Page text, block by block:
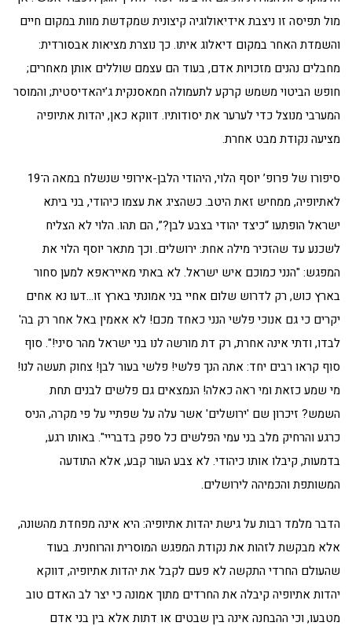
מול תפיסה זו ניצבת אידיאולוגיה קיצונית שמקדשת מוות במקום חיים
והשמדת האחר במקום דיאלוג איתו. כך נוצרת מציאות אבסורדית:
מחבלים נהנים מזכויות אדם, בעוד הם עצמם שוללים אותן מאחרים;
חופש הביטוי משמש קרקע לתעמולה חמאסנקית ג’יהאדיסטית; והמוסר
המערבי מנוצל כדי לערער את יסודותיו. דווקא כאן, יהדות אתיופיה
מציעה נקודת מבט אחרת.
סיפורו של פרופ’ יוסף הלוי, היהודי הלבן-אירופי שנשלח במאה ה־19
לאתיופיה, ממחיש זאת היטב. כשהציג את עצמו כיהודי, בני ביתא
ישראל הופתעו “כיצד יהודי בצבע לבן?”, הם תהו. הלוי לא הצליח
לשכנע עד שהזכיר מילה אחת: ירושלים. וכך מתאר יוסף הלוי את
המפגש: "הנני כמוכם איש ישראל. לא באתי מאייראפא למען סחור
בארץ כוש, רק לדרוש שלום אחיי בני אמונתי בארץ זו…דעו נא אחים
יקרים כי גם אנוכי פלשי הנני כאחד מכם! לא אאמין באל אחר רק בה'
לבדו, ודתי אינה אחרת, רק דת מורשה לנו בני ישראל מהר סיני!". סוף
סוף קראו רבים יחד: אתה הנך פלשי! פלשי בעור לבן! צחוק תעשה לנו!
מי שמע כזאת ומי ראה כאלה! הנמצאים גם פלשים לבנים תחת
השמש? זיכרון שם 'ירושלים' אשר עלה על שפתיי על פי מקרה, הניס
כרגע והרחיק מלב בני עמי הפלשים כל ספק בדבריי". באותו רגע,
בדמעות, קיבלו אותו כיהודי. לא צבע העור קבע, אלא התודעה
המשותפת והכמיהה לירושלים.
הדבר מלמד רבות על גישת יהדות אתיופיה: היא אינה מפחדת מהשונה,
אלא מבקשת לזהות את נקודת המפגש המוסרית והרוחנית. בעוד
שהעולם החרדי התקשה לא פעם לקבל את יהדות אתיופיה, דווקא
יהדות אתיופיה קיבלה את החרדים מתוך אמונה כי יצר לב האדם טוב
מטבעו, וכי ההבחנה אינה בין שבטים או דתות אלא בין בני אדם